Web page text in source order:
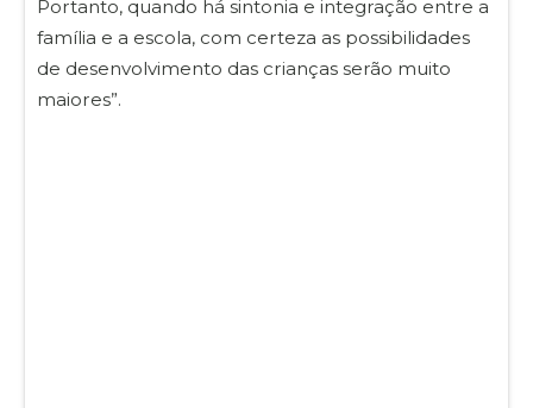
Portanto, quando há sintonia e integração entre a
família e a escola, com certeza as possibilidades
de desenvolvimento das crianças serão muito
maiores”.